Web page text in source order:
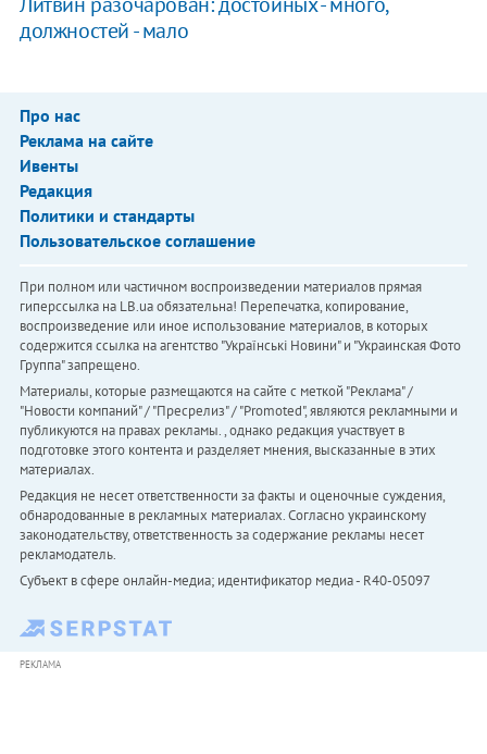
должностей - мало
Про нас
Реклама на сайте
Ивенты
Редакция
Политики и стандарты
Пользовательское соглашение
При полном или частичном воспроизведении материалов прямая
гиперссылка на LB.ua обязательна! Перепечатка, копирование,
воспроизведение или иное использование материалов, в которых
содержится ссылка на агентство "Українськi Новини" и "Украинская Фото
Группа" запрещено.
Материалы, которые размещаются на сайте с меткой "Реклама" /
"Новости компаний" / "Пресрелиз" / "Promoted", являются рекламными и
публикуются на правах рекламы. , однако редакция участвует в
подготовке этого контента и разделяет мнения, высказанные в этих
материалах.
Редакция не несет ответственности за факты и оценочные суждения,
обнародованные в рекламных материалах. Согласно украинскому
законодательству, ответственность за содержание рекламы несет
рекламодатель.
Субъект в сфере онлайн-медиа; идентификатор медиа - R40-05097
РЕКЛАМА